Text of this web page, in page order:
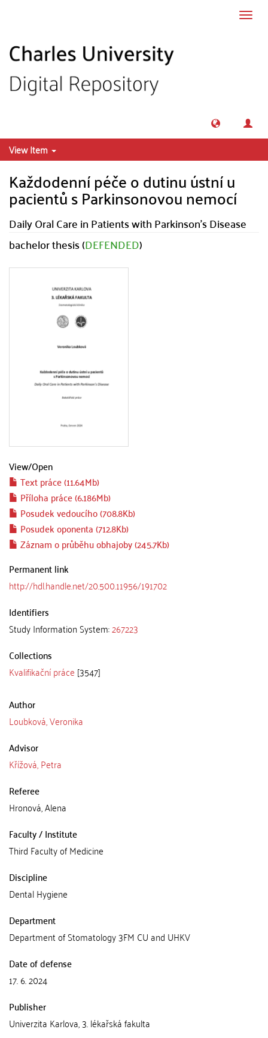
View Item
Každodenní péče o dutinu ústní u
pacientů s Parkinsonovou nemocí
Daily Oral Care in Patients with Parkinson's Disease
bachelor thesis (DEFENDED)
View/Open
Text práce (11.64Mb)
Příloha práce (6.186Mb)
Posudek vedoucího (708.8Kb)
Posudek oponenta (712.8Kb)
Záznam o průběhu obhajoby (245.7Kb)
Permanent link
http://hdl.handle.net/20.500.11956/191702
Identifiers
Study Information System:267223
Collections
Kvalifikační práce [3547]
Author
Loubková, Veronika
Advisor
Křížová, Petra
Referee
Hronová, Alena
Faculty / Institute
Third Faculty of Medicine
Discipline
Dental Hygiene
Department
Department of Stomatology 3FM CU and UHKV
Date of defense
17. 6. 2024
Publisher
Univerzita Karlova, 3. lékařská fakulta